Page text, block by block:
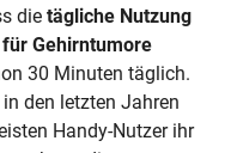
die tägliche Nutzung
Gehirntumore
30 Minuten täglich.
den letzten Jahren
Handy-Nutzer ihr